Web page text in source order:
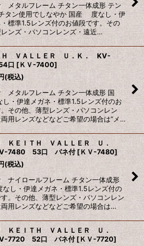
メタルフレーム チタン一体成形 テン
タン使用でしなやか 国産 度なし・伊
標準1.5レンズ付のお値段です。その
ンズ・パソコンレンズ・遠近…
Ｈ ＶＡＬＬＥＲ Ｕ．Ｋ． KV-
口 [ＫＶ-7400]
(税込)
メタルフレーム チタン一体成形 国
・伊達メガネ・標準1.5レンズ付のお
その他、薄型レンズ・パソコンレン
用レンズなどなどご希望の場合は”メ…
ＫＥＩＴＨ ＶＡＬＬＥＲ Ｕ．
7480 53口 バネ付 [ＫＶ-7480]
(税込)
ナイロールフレーム チタン一体成形
し・伊達メガネ・標準1.5レンズ付の
。その他、薄型レンズ・パソコンレン
両用レンズなどなどご希望の場合は…
ＫＥＩＴＨ ＶＡＬＬＥＲ Ｕ．
7720 52口 バネ付 [ＫＶ-7720]